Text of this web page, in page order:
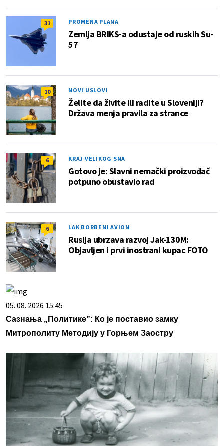
31 PROMENA PLANA
Zemlja BRIKS-a odustaje od ruskih Su-
57
10 NOVI USLOVI
Želite da živite ili radite u Sloveniji?
Država menja pravila za strance
6 KRAJ VELIKOG SNA
Gotovo je: Slavni nemački proizvođač
potpuno obustavio rad
6 LAK BORBENI AVION
Rusija ubrzava razvoj Jak-130M:
Objavljen i prvi inostrani kupac FOTO
05. 08. 2026 15:45
Сазнања „Политике”: Ко је поставио замку
Митрополиту Методију у Горњем Заостру